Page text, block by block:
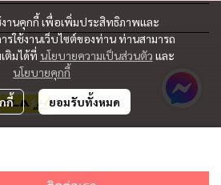
งานคุกกี้ เพื่อเพิ่มประสิทธิภาพและ
ใช้งานเว็บไซต์ของท่าน ท่านสามารถ
ติมได้ที่ นโยบายความเป็นส่วนตัว และ
นโยบายคุกกี้
กี้ ยอมรับทั้งหมด
Reserved | Powered by MWE